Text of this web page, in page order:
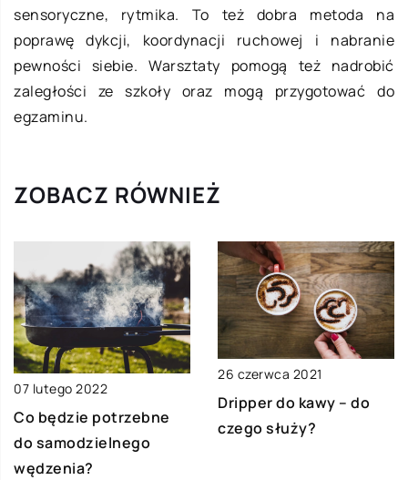
sensoryczne, rytmika. To też dobra metoda na
poprawę dykcji, koordynacji ruchowej i nabranie
pewności siebie. Warsztaty pomogą też nadrobić
zaległości ze szkoły oraz mogą przygotować do
egzaminu.
ZOBACZ RÓWNIEŻ
07 lutego 2022
Co będzie potrzebne
do samodzielnego
wędzenia?
26 czerwca 2021
Dripper do kawy – do
czego służy?